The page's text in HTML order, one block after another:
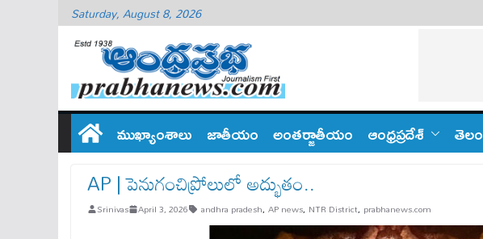
Saturday, August 8, 2026
ముఖ్యాంశాలు జాతీయం అంతర్జాతీయం ఆంధ్ర‌ప్ర‌దేశ్
AP | పెనుగంచిప్రోలులో అద్భుతం..
Srinivas April 3, 2026 andhra pradesh, AP news, NTR District, prabhanews.com